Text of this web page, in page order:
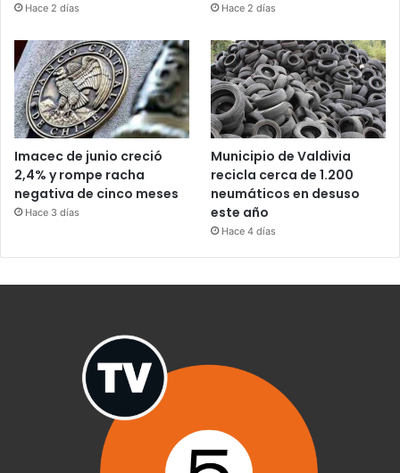
Hace 2 días Hace 2 días
Imacec de junio creció
2,4% y rompe racha
negativa de cinco meses
Hace 3 días
Municipio de Valdivia
recicla cerca de 1.200
neumáticos en desuso
este año
Hace 4 días